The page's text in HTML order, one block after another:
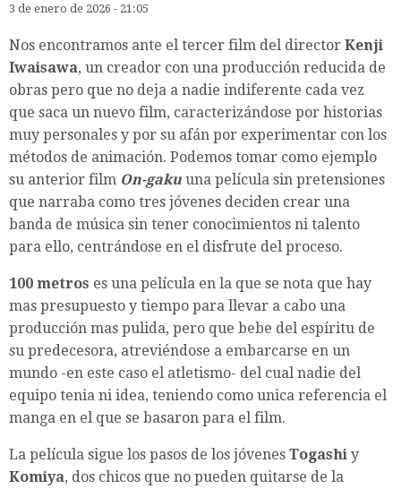
3 de enero de 2026 - 21:05
Nos encontramos ante el tercer film del director Kenji
Iwaisawa, un creador con una producción reducida de
obras pero que no deja a nadie indiferente cada vez
que saca un nuevo film, caracterizándose por historias
muy personales y por su afán por experimentar con los
métodos de animación. Podemos tomar como ejemplo
su anterior film On-gaku una película sin pretensiones
que narraba como tres jóvenes deciden crear una
banda de música sin tener conocimientos ni talento
para ello, centrándose en el disfrute del proceso.
100 metros es una película en la que se nota que hay
mas presupuesto y tiempo para llevar a cabo una
producción mas pulida, pero que bebe del espíritu de
su predecesora, atreviéndose a embarcarse en un
mundo -en este caso el atletismo- del cual nadie del
equipo tenia ni idea, teniendo como unica referencia el
manga en el que se basaron para el film.
La película sigue los pasos de los jóvenes Togashi y
Komiya, dos chicos que no pueden quitarse de la